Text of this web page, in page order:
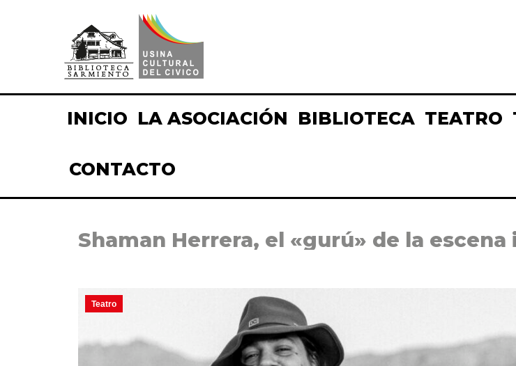
INICIO LA ASOCIACIÓN BIBLIOTECA TEATRO
CONTACTO
Shaman Herrera, el «gurú» de la
Teatro